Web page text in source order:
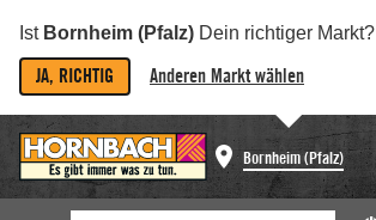
Ist Bornheim (Pfalz) Dein richtiger Markt?
JA, RICHTIG Anderen Markt wählen
Bornheim (Pfalz)